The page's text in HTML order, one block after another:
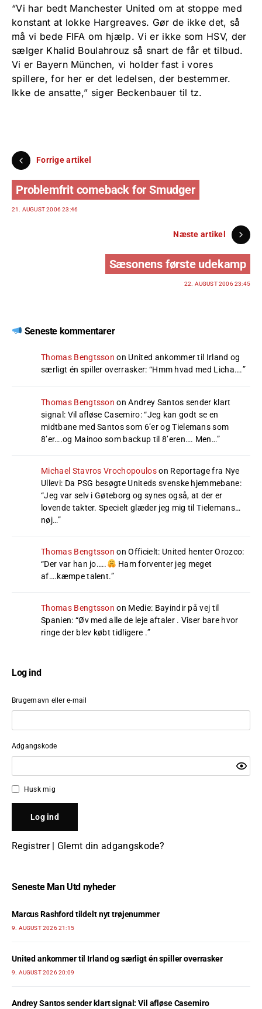
“Vi har bedt Manchester United om at stoppe med
konstant at lokke Hargreaves. Gør de ikke det, så
må vi bede FIFA om hjælp. Vi er ikke som HSV, der
sælger Khalid Boulahrouz så snart de får et tilbud.
Vi er Bayern München, vi holder fast i vores
spillere, for her er det ledelsen, der bestemmer.
Ikke de ansatte,” siger Beckenbauer til tz.
Forrige artikel
Problemfrit comeback for Smudger
21. AUGUST 2006 23:46
Næste artikel
Sæsonens første udekamp
22. AUGUST 2006 23:45
Seneste kommentarer
Thomas Bengtsson on United ankommer til Irland og
særligt én spiller overrasker: “Hmm hvad med Licha….”
Thomas Bengtsson onAndrey Santos sender klart
signal: Vil afløse Casemiro: “Jeg kan godt se en
midtbane med Santos som 6’er og Tielemans som
8’er….og Mainoo som backup til 8’eren…. Men…”
Michael Stavros Vrochopouloson Reportage fra Nye
Ullevi: Da PSG besøgte Uniteds svenske hjemmebane:
“Jeg var selv i Gøteborg og synes også, at der er
lovende takter. Specielt glæder jeg mig til Tielemans…
nøj…”
Thomas Bengtsson onOfficielt: United henter Orozco:
“Der var han jo…..
Ham forventer jeg meget
af….kæmpe talent.”
Thomas Bengtsson on Medie: Bayindir på vej til
Spanien: “Øv med alle de leje aftaler . Viser bare hvor
ringe der blev købt tidligere .”
Log ind
Brugernavn eller e-mail
Adgangskode
Husk mig
Registrer| Glemt din adgangskode?
Seneste Man Utd nyheder
Marcus Rashford tildelt nyt trøjenummer
9. AUGUST 2026 21:15
United ankommer til Irland og særligt én spiller overrasker
9. AUGUST 2026 20:09
Andrey Santos sender klart signal: Vil afløse Casemiro